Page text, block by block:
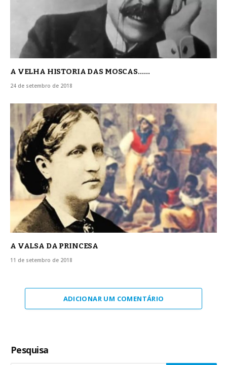
A VELHA HISTORIA DAS MOSCAS……
24 de setembro de 2018
A VALSA DA PRINCESA
11 de setembro de 2018
ADICIONAR UM COMENTÁRIO
Pesquisa